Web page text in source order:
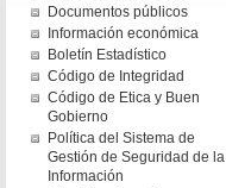
Documentos públicos
Información económica
Boletín Estadístico
Código de Integridad
Código de Etica y Buen
Gobierno
Política del Sistema de
Gestión de Seguridad de la
Información